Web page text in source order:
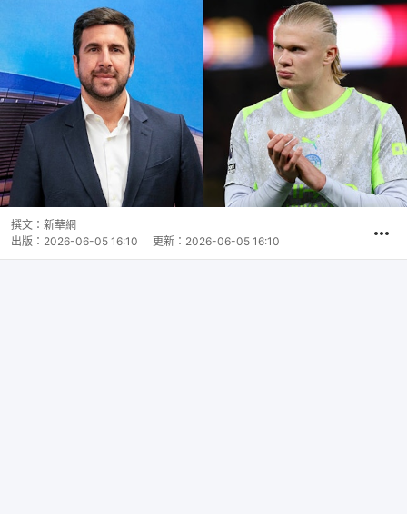
撰文： 新華網
出版： 2026-06-05 16:10 更新： 2026-06-05 16:10